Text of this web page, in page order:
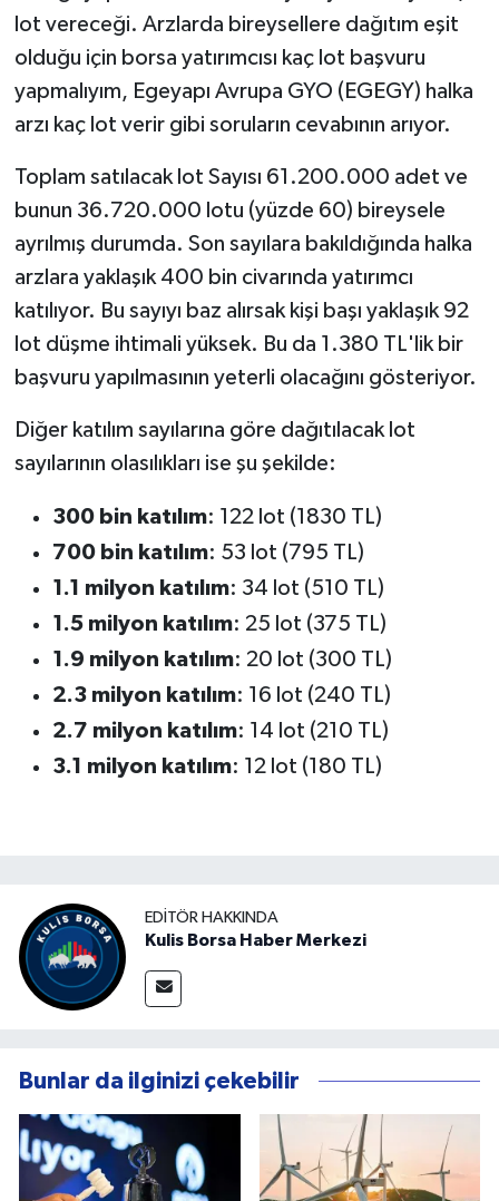
lot vereceği. Arzlarda bireysellere dağıtım eşit
olduğu için borsa yatırımcısı kaç lot başvuru
yapmalıyım, Egeyapı Avrupa GYO (EGEGY) halka
arzı kaç lot verir gibi soruların cevabının arıyor.
Toplam satılacak lot Sayısı 61.200.000 adet ve
bunun 36.720.000 lotu (yüzde 60) bireysele
ayrılmış durumda. Son sayılara bakıldığında halka
arzlara yaklaşık 400 bin civarında yatırımcı
katılıyor. Bu sayıyı baz alırsak kişi başı yaklaşık 92
lot düşme ihtimali yüksek. Bu da 1.380 TL'lik bir
başvuru yapılmasının yeterli olacağını gösteriyor.
Diğer katılım sayılarına göre dağıtılacak lot
sayılarının olasılıkları ise şu şekilde:
300 bin katılım: 122 lot (1830 TL)
700 bin katılım: 53 lot (795 TL)
1.1 milyon katılım: 34 lot (510 TL)
1.5 milyon katılım: 25 lot (375 TL)
1.9 milyon katılım: 20 lot (300 TL)
2.3 milyon katılım: 16 lot (240 TL)
2.7 milyon katılım: 14 lot (210 TL)
3.1 milyon katılım: 12 lot (180 TL)
EDITÖR HAKKINDA
Kulis Borsa Haber Merkezi
Bunlar da ilginizi çekebilir